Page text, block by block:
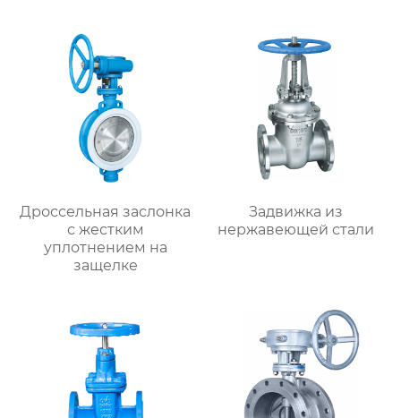
Дроссельная заслонка
с жестким
уплотнением на
защелке
Задвижка из
нержавеющей стали